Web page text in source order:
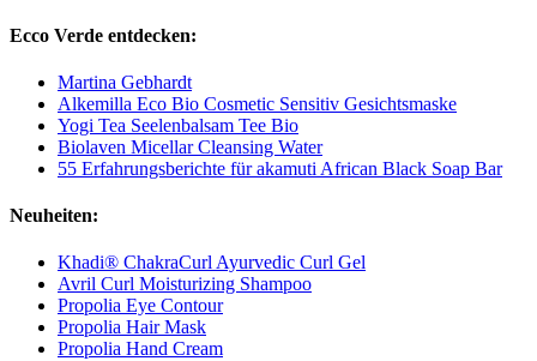
Ecco Verde entdecken:
Martina Gebhardt
Alkemilla Eco Bio Cosmetic Sensitiv Gesichtsmaske
Yogi Tea Seelenbalsam Tee Bio
Biolaven Micellar Cleansing Water
55 Erfahrungsberichte für akamuti African Black Soap Bar
Neuheiten:
Khadi® ChakraCurl Ayurvedic Curl Gel
Avril Curl Moisturizing Shampoo
Propolia Eye Contour
Propolia Hair Mask
Propolia Hand Cream